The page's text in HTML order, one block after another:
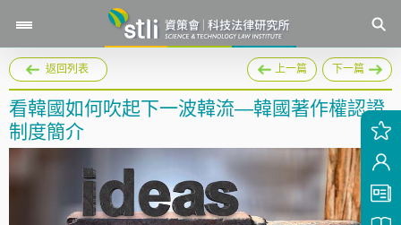
返回列表 上一篇 下一篇
看韓國如何吹起下一波韓流—韓國著作權認證
制度簡介